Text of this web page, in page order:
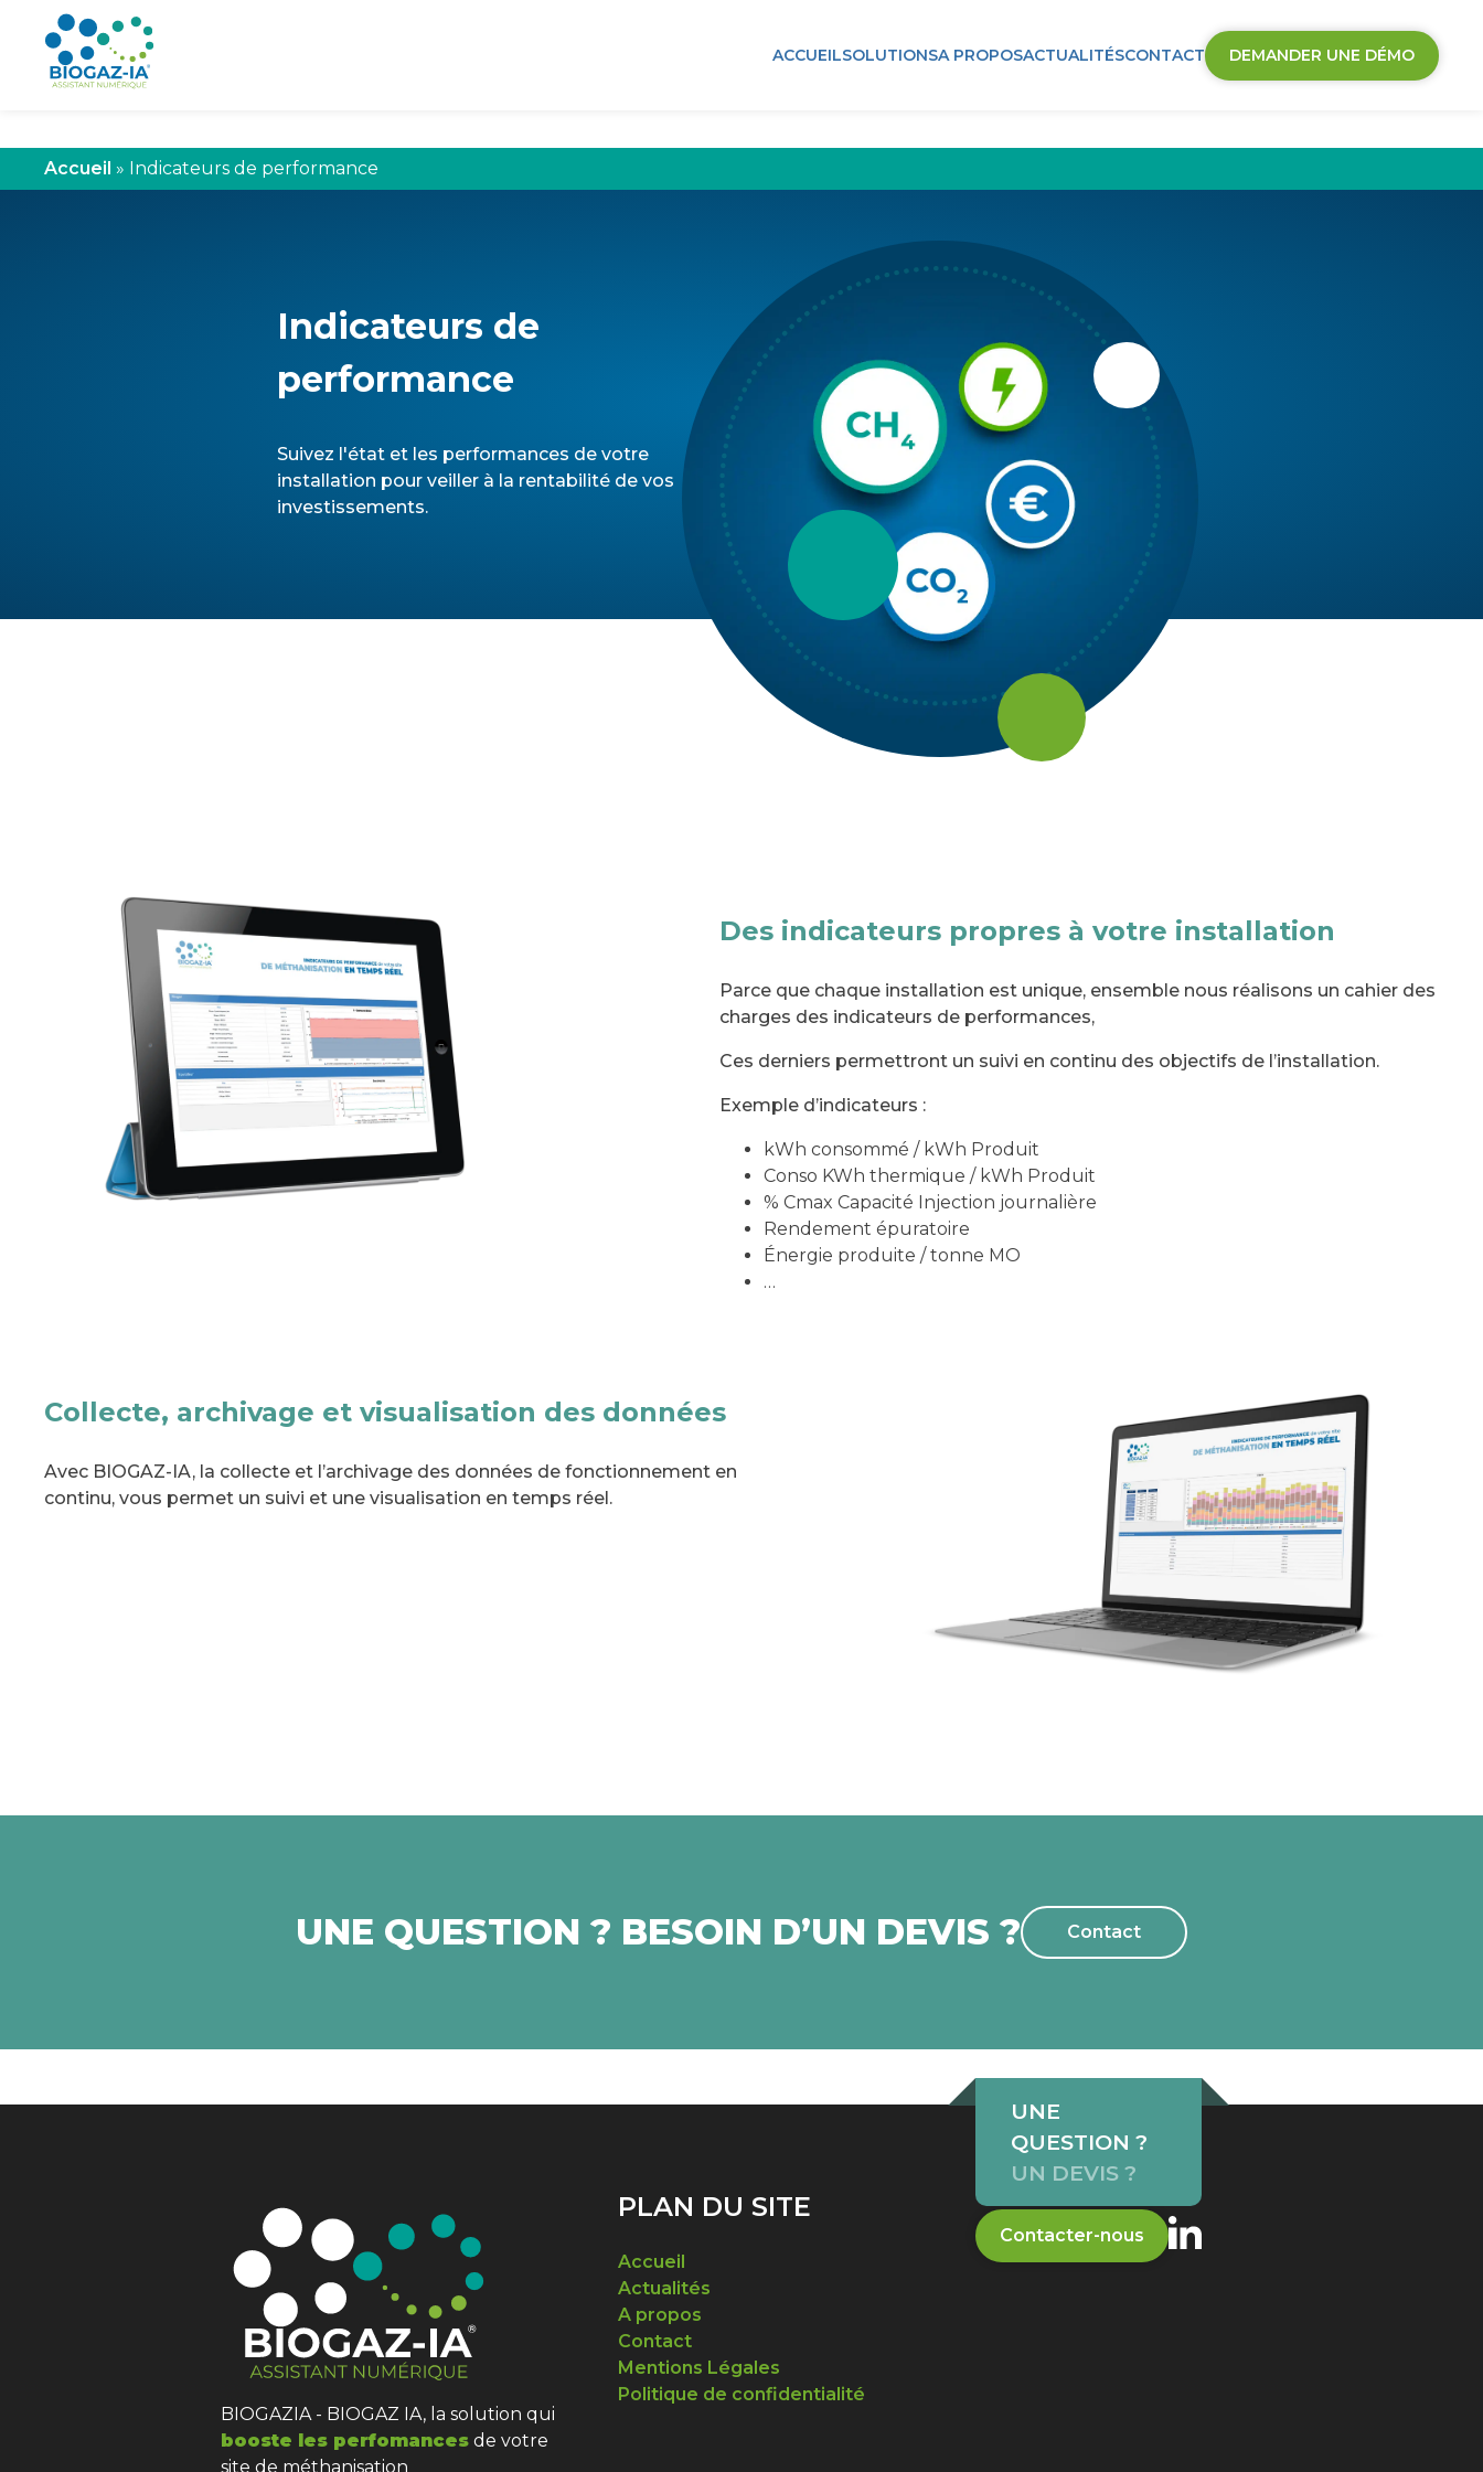
content
ACCUEILSOLUTIONSA PROPOSACTUALITÉSCONTACT DEMANDER UNE DÉMO
Accueil » Indicateurs de performance
Indicateurs de
performance
Suivez l'état et les performances de votre
installation pour veiller à la rentabilité de vos
investissements.
Des indicateurs propres à votre installation
Parce que chaque installation est unique, ensemble nous réalisons un cahier des
charges des indicateurs de performances,
Ces derniers permettront un suivi en continu des objectifs de l’installation.
Exemple d’indicateurs :
kWh consommé / kWh Produit
Conso KWh thermique / kWh Produit
% Cmax Capacité Injection journalière
Rendement épuratoire
Énergie produite / tonne MO
…
Collecte, archivage et visualisation des données
Avec BIOGAZ-IA, la collecte et l’archivage des données de fonctionnement en
continu, vous permet un suivi et une visualisation en temps réel.
UNE QUESTION ? BESOIN D’UN DEVIS ? Contact
BIOGAZIA - BIOGAZ IA, la solution qui
booste les perfomances de votre
site de méthanisation
PLAN DU SITE
Accueil
Actualités
A propos
Contact
Mentions Légales
Politique de confidentialité
UNE
QUESTION ?
UN DEVIS ?
Contacter-nous